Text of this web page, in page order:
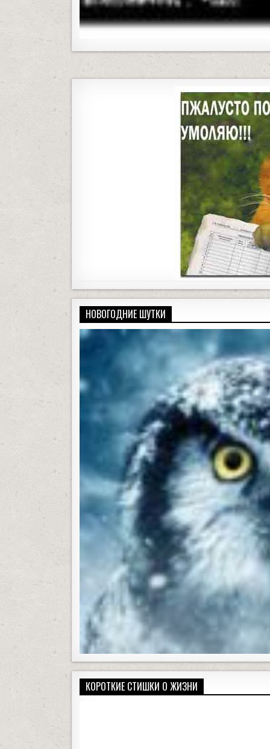
НОВОГОДНИЕ ШУТКИ
КОРОТКИЕ СТИШКИ О ЖИЗНИ